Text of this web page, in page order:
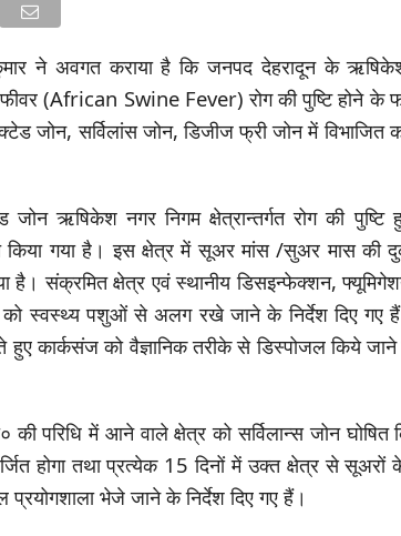
ने अवगत कराया है कि जनपद देहरादून के
(African Swine Fever) रोग की पुष्टि होने के
जोन, सर्विलांस जोन, डिजीज फ्री जोन में
जोन ऋषिकेश नगर निगम क्षेत्रान्तर्गत रोग की
किया गया है। इस क्षेत्र में सूअर मांस /सुअर मास की
है। संक्रमित क्षेत्र एवं स्थानीय डिसइन्फेक्शन,
को स्वस्थ्य पशुओं से अलग रखे जाने के निर्देश दिए गए
को वैज्ञानिक तरीके से डिस्पोजल किये जाने
परिधि में आने वाले क्षेत्र को सर्विलान्स जोन घोषित
होगा तथा प्रत्येक 15 दिनों में उक्त क्षेत्र से सूअरों
भेजे जाने के निर्देश दिए गए हैं।